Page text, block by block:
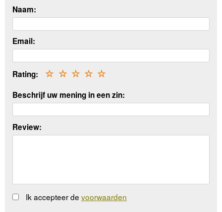
Naam:
Email:
Rating: ☆
☆
☆
☆
☆
Beschrijf uw mening in een zin:
Review:
Ik accepteer de voorwaarden